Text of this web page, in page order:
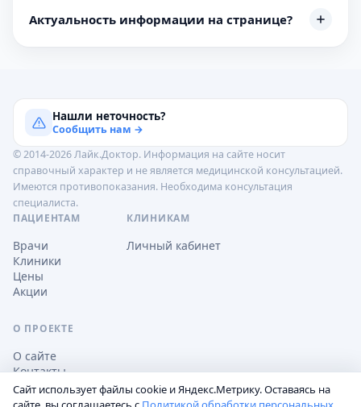
Актуальность информации на странице?
Нашли неточность?
Сообщить нам →
© 2014-2026 Лайк.Доктор. Информация на сайте носит
справочный характер и не является медицинской консультацией.
Имеются противопоказания. Необходима консультация
специалиста.
ПАЦИЕНТАМ
Врачи
Клиники
Цены
Акции
КЛИНИКАМ
Личный кабинет
О ПРОЕКТЕ
О сайте
Контакты
Сайт использует файлы cookie и Яндекс.Метрику. Оставаясь на